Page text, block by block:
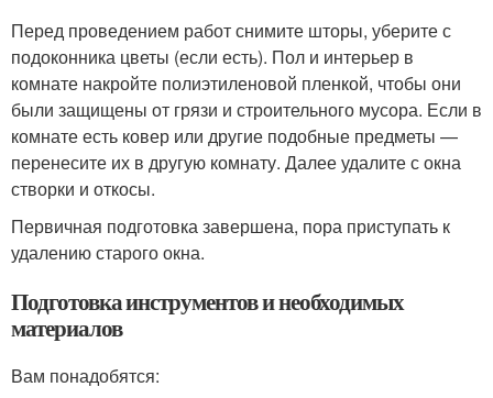
Перед проведением работ снимите шторы, уберите с
подоконника цветы (если есть). Пол и интерьер в
комнате накройте полиэтиленовой пленкой, чтобы они
были защищены от грязи и строительного мусора. Если в
комнате есть ковер или другие подобные предметы —
перенесите их в другую комнату. Далее удалите с окна
створки и откосы.
Первичная подготовка завершена, пора приступать к
удалению старого окна.
Подготовка инструментов и необходимых
материалов
Вам понадобятся: